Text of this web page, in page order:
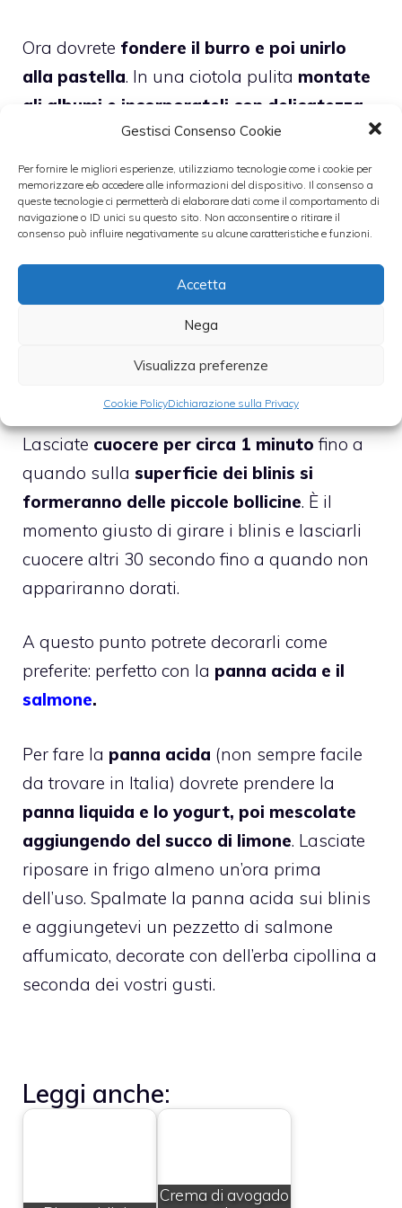
Gestisci Consenso Cookie
Per fornire le migliori esperienze, utilizziamo tecnologie come i cookie per
memorizzare e/o accedere alle informazioni del dispositivo. Il consenso a
queste tecnologie ci permetterà di elaborare dati come il comportamento di
navigazione o ID unici su questo sito. Non acconsentire o ritirare il
consenso può influire negativamente su alcune caratteristiche e funzioni.
Accetta
Nega
Visualizza preferenze
Cookie PolicyDichiarazione sulla Privacy
Ora dovrete fondere il burro e poi unirlo
alla pastella. In una ciotola pulita montate
gli albumi e incorporateli con delicatezza
alla pastella, con l’aiuto di un cucchiaio, ma
senza mescolare troppo per evitare che si
smontino. Scaldate a fuoco medio una
padella antiaderente e spennellate in
nella padella la pastella in cucchiai o a
cucchiaini in base alla grandezza dei blinis
che desiderate ottenere.
Lasciate cuocere per circa 1 minuto fino a
quando sulla superficie dei blinis si
formeranno delle piccole bollicine. È il
momento giusto di girare i blinis e lasciarli
cuocere altri 30 secondo fino a quando non
appariranno dorati.
A questo punto potrete decorarli come
preferite: perfetto con la panna acida e il
salmone.
Per fare la panna acida (non sempre facile
da trovare in Italia) dovrete prendere la
panna liquida e lo yogurt, poi mescolate
aggiungendo del succo di limone. Lasciate
riposare in frigo almeno un’ora prima
dell’uso. Spalmate la panna acida sui blinis
e aggiungetevi un pezzetto di salmone
affumicato, decorate con dell’erba cipollina a
seconda dei vostri gusti.
Leggi anche:
Crema di avogado